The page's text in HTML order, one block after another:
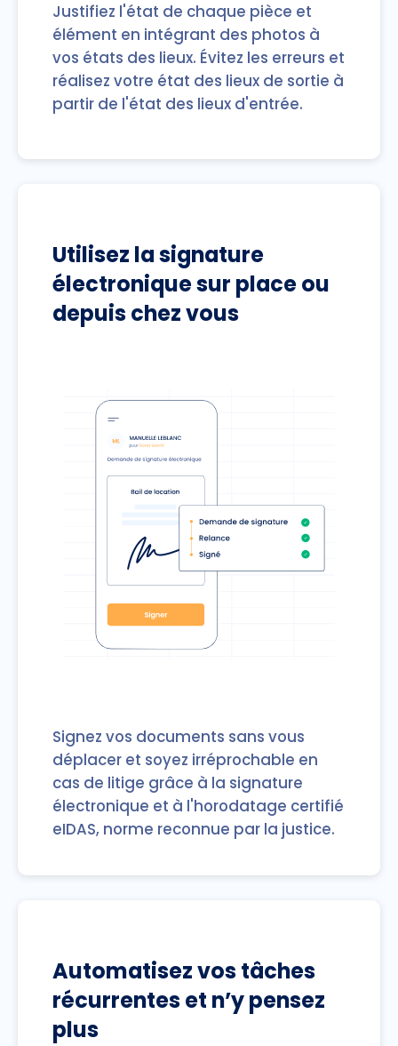
Justifiez l'état de chaque pièce et
élément en intégrant des photos à
vos états des lieux. Évitez les erreurs et
réalisez votre état des lieux de sortie à
partir de l'état des lieux d'entrée.
Utilisez la signature
électronique sur place ou
depuis chez vous
Signez vos documents sans vous
déplacer et soyez irréprochable en
cas de litige grâce à la signature
électronique et à l'horodatage certifié
eIDAS, norme reconnue par la justice.
Automatisez vos tâches
récurrentes et n’y pensez
plus